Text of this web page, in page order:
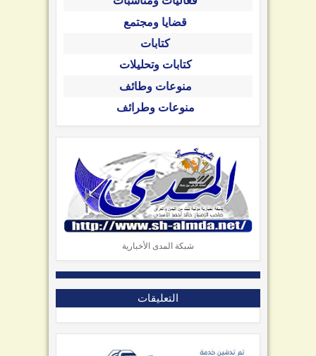
قضايا ومجتمع
كتابات
كتابات وتحليلات
منوعات وطائف
منوعات وطرائف
شبكة المدى الأخبارية
التعليقات